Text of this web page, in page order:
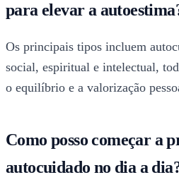
para elevar a
Os principais tipos incluem
social, espiritual e intelectual,
o equilíbrio e a valorização
Como posso começar a
autocuidado no dia a